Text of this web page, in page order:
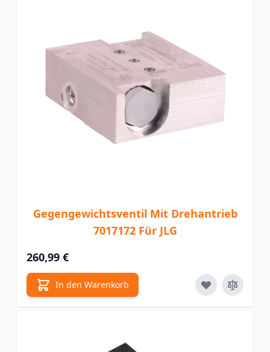
Gegengewichtsventil Mit Drehantrieb
7017172 Für JLG
260,99 €
In den Warenkorb